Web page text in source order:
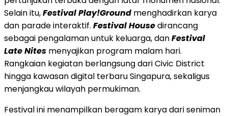
Selain itu,Festival Play!Ground menghadirkan karya
dan parade interaktif. Festival Housedirancang
sebagai pengalaman untuk keluarga, danFestival
Late Nites menyajikan program malam hari.
Rangkaian kegiatan berlangsung dari Civic District
hingga kawasan digital terbaru Singapura, sekaligus
menjangkau wilayah permukiman.
Festival ini menampilkan beragam karya dari seniman